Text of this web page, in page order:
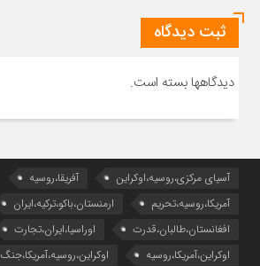
ثبت دیدگاه
دیدگاهها بسته است.
آسیای مرکزی،روسیه،اوکراین
آفریقا،روسیه
آمریکا،روسیه،تحریم
ارمنستان،باکو،ترکیه،ایران
افغانستان،طالبان،قدرت
اوراسیا،ایران،تجارت
اوکراین،آمریکا،روسیه
اوکراین،روسیه،آمریکا،جنگ